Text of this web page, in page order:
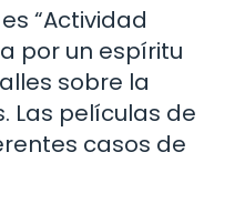
“Actividad
por un espíritu
sobre la
Las películas de
casos de